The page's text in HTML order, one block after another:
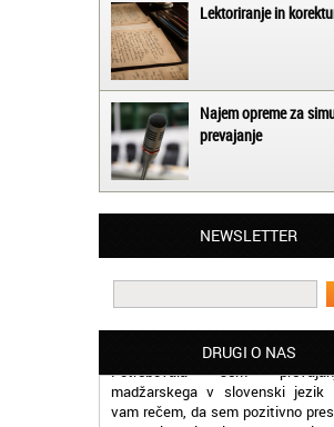
Lektoriranje in
Najem opreme za
prevajanje
NEWSLETTER
DRUGI O NAS
Matjaž iz Ajdovščine:
Oxford, ker so resnično
prevajalske storitve
učinkoviti.
Potrebovala sem
vam rečem, da sem pozitivno
nad hitrostjo in kakovostjo